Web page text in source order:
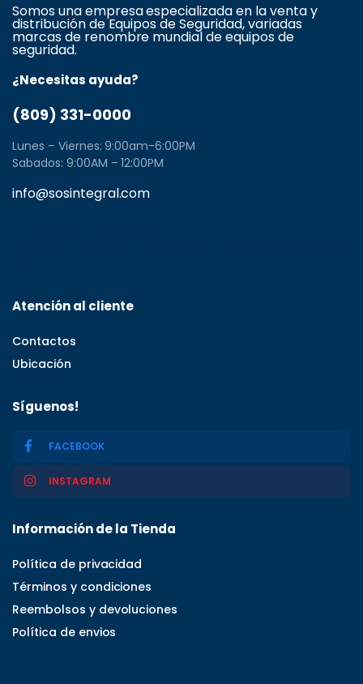
Somos una empresa especializada en la venta y
distribución de Equipos de Seguridad, variadas
marcas de renombre mundial de equipos de
seguridad.
¿Necesitas ayuda?
(809) 331-0000
Lunes – Viernes: 9:00am-6:00PM
Sabados: 9:00AM – 12:00PM
info@sosintegral.com
Atención al cliente
Contactos
Ubicación
Síguenos!
FACEBOOK
INSTAGRAM
Información de la Tienda
Política de privacidad
Términos y condiciones
Reembolsos y devoluciones
Política de envios